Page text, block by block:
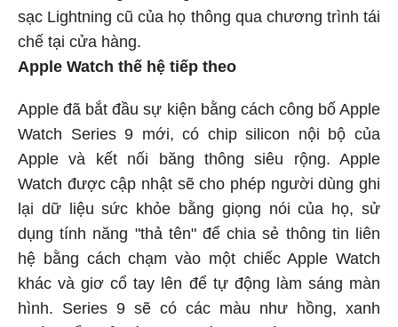
sạc Lightning cũ của họ thông qua chương trình tái
chế tại cửa hàng.
Apple Watch thế hệ tiếp theo
Apple đã bắt đầu sự kiện bằng cách công bố Apple
Watch Series 9 mới, có chip silicon nội bộ của
Apple và kết nối băng thông siêu rộng. Apple
Watch được cập nhật sẽ cho phép người dùng ghi
lại dữ liệu sức khỏe bằng giọng nói của họ, sử
dụng tính năng "thả tên" để chia sẻ thông tin liên
hệ bằng cách chạm vào một chiếc Apple Watch
khác và giơ cổ tay lên để tự động làm sáng màn
hình. Series 9 sẽ có các màu như hồng, xanh